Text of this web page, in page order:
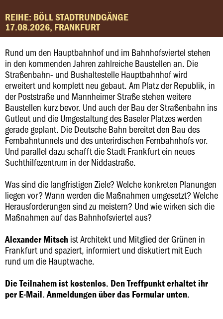
REIHE: BÖLL STADTRUNDGÄNGE
17.08.2026, FRANKFURT
Rund um den Hauptbahnhof und im Bahnhofsviertel stehen
in den kommenden Jahren zahlreiche Baustellen an. Die
Straßenbahn- und Bushaltestelle Hauptbahnhof wird
erweitert und komplett neu gebaut. Am Platz der Republik, in
der Poststraße und Mannheimer Straße stehen weitere
Baustellen kurz bevor. Und auch der Bau der Straßenbahn ins
Gutleut und die Umgestaltung des Baseler Platzes werden
gerade geplant. Die Deutsche Bahn bereitet den Bau des
Fernbahntunnels und des unterirdischen Fernbahnhofs vor.
Und parallel dazu schafft die Stadt Frankfurt ein neues
Suchthilfezentrum in der Niddastraße.
Was sind die langfristigen Ziele? Welche konkreten Planungen
liegen vor? Wann werden die Maßnahmen umgesetzt? Welche
Herausforderungen sind zu meistern? Und wie wirken sich die
Maßnahmen auf das Bahnhofsviertel aus?
Alexander Mitsch ist Architekt und Mitglied der Grünen in
Frankfurt und spaziert, informiert und diskutiert mit Euch
rund um die Hauptwache.
Die Teilnahem ist kostenlos. Den Treffpunkt erhaltet ihr
per E-Mail. Anmeldungen über das Formular unten.